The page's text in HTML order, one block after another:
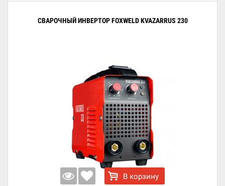
СВАРОЧНЫЙ ИНВЕРТОР FOXWELD KVAZARRUS 230
В корзину